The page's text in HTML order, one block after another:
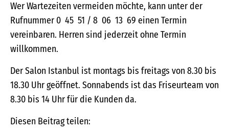
Wer Wartezeiten vermeiden möchte, kann unter der
Rufnummer 0 45 51 / 8 06 13 69 einen Termin
vereinbaren. Herren sind jederzeit ohne Termin
willkommen.
Der Salon Istanbul ist montags bis freitags von 8.30 bis
18.30 Uhr geöffnet. Sonnabends ist das Friseurteam von
8.30 bis 14 Uhr für die Kunden da.
Diesen Beitrag teilen: